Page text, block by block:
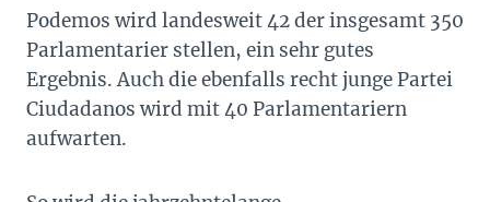
Podemos wird landesweit 42 der insgesamt 350
Parlamentarier stellen, ein sehr gutes
Ergebnis. Auch die ebenfalls recht junge Partei
Ciudadanos wird mit 40 Parlamentariern
aufwarten.